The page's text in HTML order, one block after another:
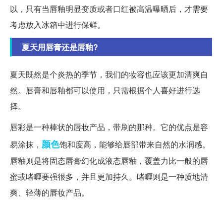
以，只有当唇釉明显变质或者口红被高温曝晒后，才需要
考虑放入冰箱中进行保鲜。
夏天用唇膏还是唇釉?
夏天既然是个炎热的季节，我们的妆容也应该更加清爽自
然。唇膏和唇釉都可以使用，只需根据个人喜好进行选
择。
唇彩是一种棒状的唇妆产品，带刷的那种。它的优点是容
易涂抹， 颜色饱和度高，能够给唇部带来自然的水润感。
唇釉则是将固态唇膏幻化成液态唇釉，覆盖力比一般的唇
蜜或啫喱要强很多，并且更加持久。啫喱则是一种质地清
爽、轻薄的唇妆产品。